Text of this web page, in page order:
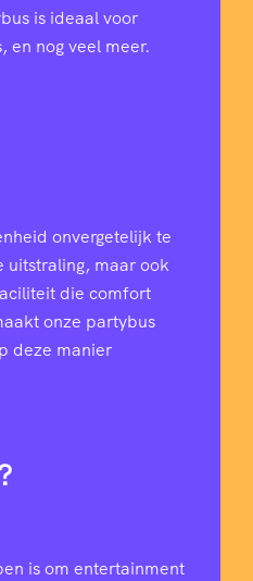
is ideaal voor
en nog veel meer.
onvergetelijk te
uitstraling, maar ook
die comfort
onze partybus
deze manier
is om entertainment